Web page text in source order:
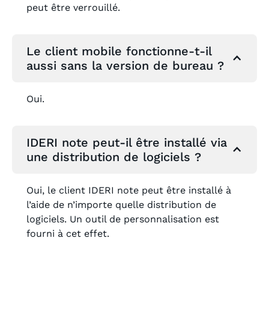
peut être verrouillé.
Le client mobile fonctionne-t-il
aussi sans la version de bureau ?
Oui.
IDERI note peut-il être installé via
une distribution de logiciels ?
Oui, le client IDERI note peut être installé à
l’aide de n’importe quelle distribution de
logiciels. Un outil de personnalisation est
fourni à cet effet.